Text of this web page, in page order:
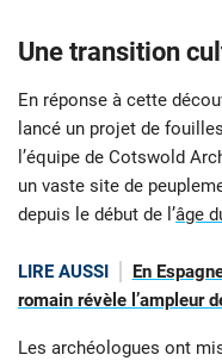
Une transition
En réponse à cette
lancé un projet de
l’équipe de Cotswold
un vaste site de
depuis le début de l’âge
LIRE AUSSI
En
romain révèle l’ampleur
Les archéologues ont